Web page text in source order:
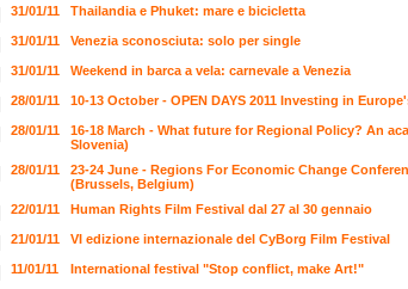
31/01/11 Thailandia e Phuket: mare e bicicletta
31/01/11 Venezia sconosciuta: solo per single
31/01/11 Weekend in barca a vela: carnevale a Venezia
28/01/11 10-13 October - OPEN DAYS 2011 Investing in
28/01/11
16-18 March - What future for Regional Policy? An
Slovenia)
28/01/11
23-24 June - Regions For Economic Change
(Brussels, Belgium)
22/01/11
Human Rights Film Festival dal 27 al 30 gennaio
21/01/11 VI edizione internazionale del CyBorg Film Festival
11/01/11 International festival "Stop conflict, make Art!"